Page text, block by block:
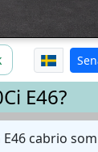
E46?
cabrio